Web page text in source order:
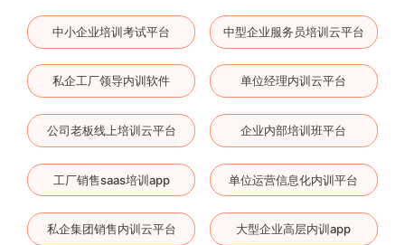
中小企业培训考试平台 中型企业服务员培训云平台
私企工厂领导内训软件 单位经理内训云平台
公司老板线上培训云平台 企业内部培训班平台
工厂销售saas培训app 单位运营信息化内训平台
私企集团销售内训云平台 大型企业高层内训app